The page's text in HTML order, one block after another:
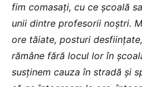
fim comasați, cu ce școală
unii dintre profesorii noștri.
ore tăiate, posturi
rămâne fără locul lor în
susținem cauza în stradă și